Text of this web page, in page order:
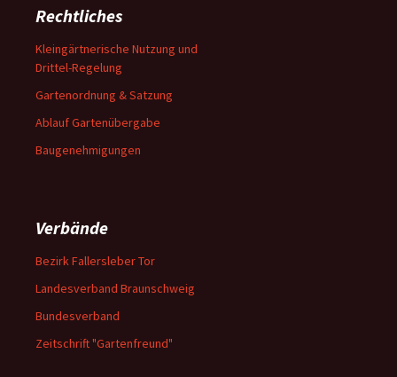
Rechtliches
Kleingärtnerische Nutzung und
Drittel-Regelung
Gartenordnung & Satzung
Ablauf Gartenübergabe
Baugenehmigungen
Verbände
Bezirk Fallersleber Tor
Landesverband Braunschweig
Bundesverband
Zeitschrift "Gartenfreund"